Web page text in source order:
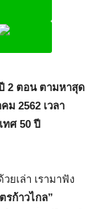
2 ตอน ตามหาสุด
ม 2562 เวลา
ทศ 50 ปี
ยเล่า เรามาฟัง
รก้าวไกล”